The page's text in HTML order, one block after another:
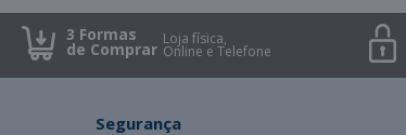
3 Formas
de Comprar Loja física,
Online e Telefone
Segurança